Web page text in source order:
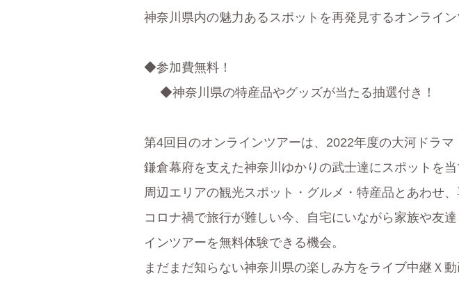
神奈川県内の魅力あるスポットを再発見するオンライン
◆参加費無料！
◆神奈川県の特産品やグッズが当たる抽選付き！
第4回目のオンラインツアーは、2022年度の大河ドラマ
鎌倉幕府を支えた神奈川ゆかりの武士達にスポットを
周辺エリアの観光スポット・グルメ・特産品とあわせ
コロナ禍で旅行が難しい今、自宅にいながら家族や友
インツアーを無料体験できる機会。
まだまだ知らない神奈川県の楽しみ方をライブ中継Ｘ